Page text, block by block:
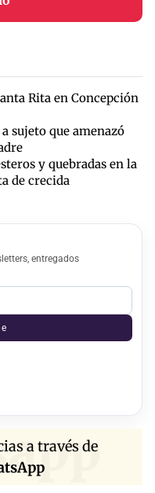
Rita en Concepción
sujeto que amenazó
y quebradas en la
de crecida
entregados
a través de